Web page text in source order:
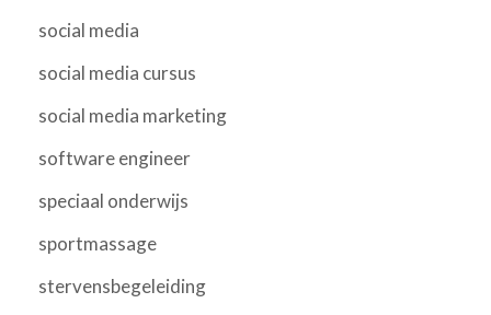
social media
social media cursus
social media marketing
software engineer
speciaal onderwijs
sportmassage
stervensbegeleiding